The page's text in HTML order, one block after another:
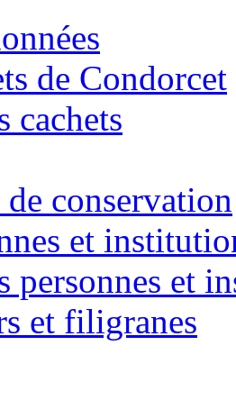
de Condorcet
cachets
conservation
et
personnes et
et filigranes